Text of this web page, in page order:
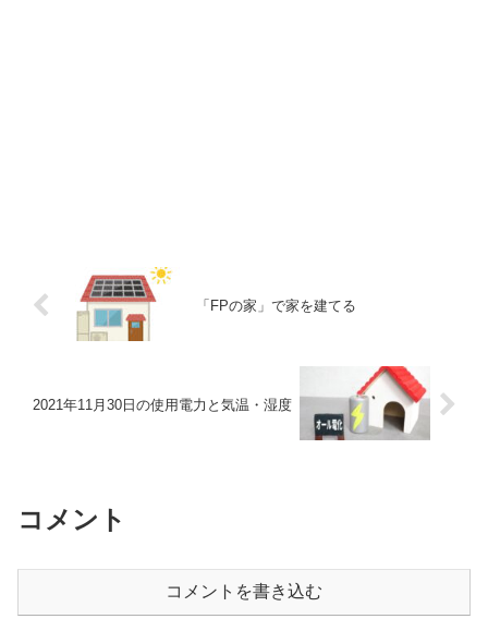
「FPの家」で家を建てる
2021年11月30日の使用電力と気温・湿度
コメント
コメントを書き込む